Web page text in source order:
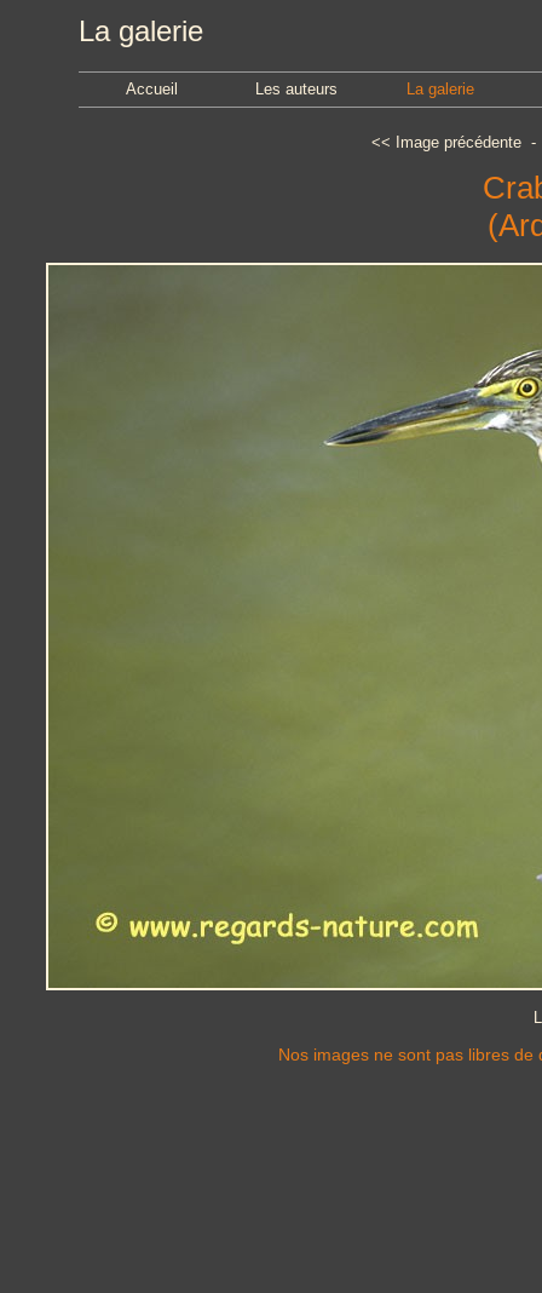
La galerie
Accueil Les auteurs La galerie
<< Image précédente
Nos images ne sont pas libres